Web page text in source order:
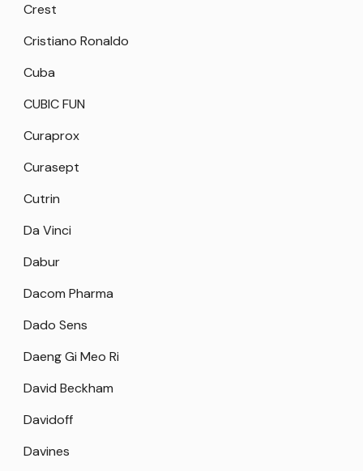
Crest
Cristiano Ronaldo
Cuba
CUBIC FUN
Curaprox
Curasept
Cutrin
Da Vinci
Dabur
Dacom Pharma
Dado Sens
Daeng Gi Meo Ri
David Beckham
Davidoff
Davines